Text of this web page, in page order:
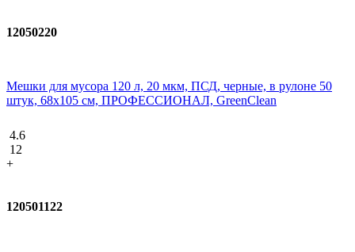
12050220
Мешки для мусора 120 л, 20 мкм, ПСД, черные, в рулоне 50
штук, 68х105 см, ПРОФЕССИОНАЛ, GreenClean
4.6
12
+
120501122